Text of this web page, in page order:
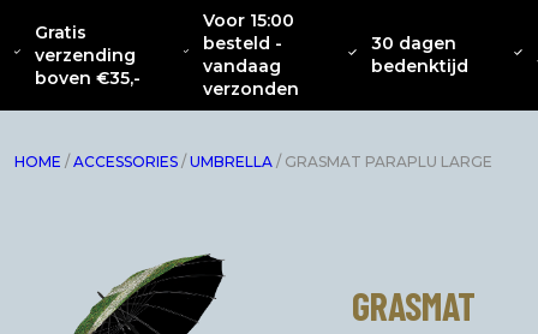
Gratis
verzending
boven €35,-
Voor 15:00
besteld -
vandaag
verzonden
30 dagen
bedenktijd
OVER
ONS
NIEUW
CATENACCIO
COLLECTIE
KLEDING INTERIEUR
HOME / ACCESSORIES / UMBRELLA / GRASMAT PARAPLU LARGE
GRASMAT